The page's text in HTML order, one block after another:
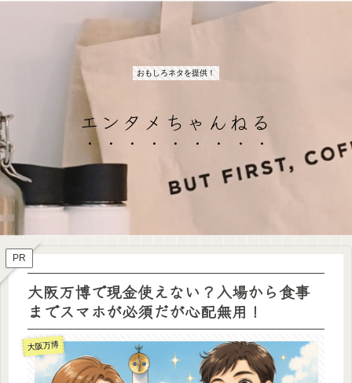
おもしろネタを提供！
エンタメちゃんねる
PR
大阪万博で現金使えない？入場から食事
までスマホが必須だが心配無用！
大阪万博